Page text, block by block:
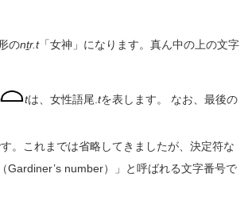
のnṯr.t「女神」になります。真ん中の上の文字
tは、女性語尾. tを表します。 なお、最後の
。これまでは省略してきましたが、決定符な
Gardiner’s number）」と呼ばれる文字番号で